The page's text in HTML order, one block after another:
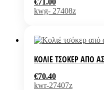
€71.00
kwg- 27408z
ΚΟΛΙΈ ΤΣΌΚΕΡ ΑΠΌ
€70.40
kwr-27407z